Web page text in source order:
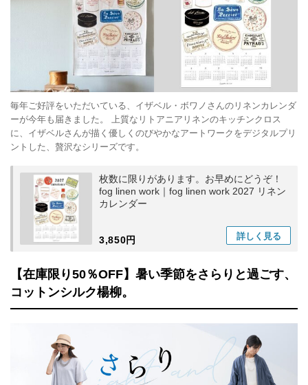
毎年ご好評をいただいている、イザベル・ボワノさんのリネンカレンダ
ーが今年も届きました。 上質なリトアニアリネンのキッチンクロス
に、イザベルさんが描く優しくのびやかなアートワークをデジタルプリ
ントした、贅沢なシリーズです。
枚数に限りがあります。お早めにどうぞ！
fog linen work｜fog linen work 2027 リネン
カレンダー
3,850円 詳しく 見る
【在庫限り50％OFF】暑い季節をさらりと過ごす、
コットンシルク楊柳。